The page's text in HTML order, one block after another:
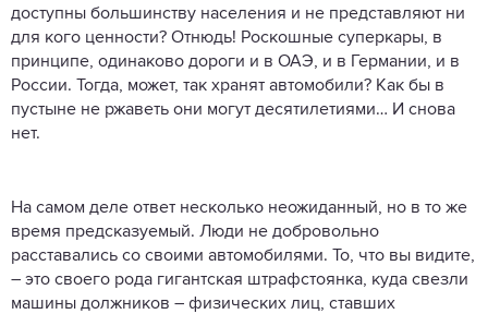
доступны большинству населения и не представляют ни
для кого ценности? Отнюдь! Роскошные суперкары, в
принципе, одинаково дороги и в ОАЭ, и в Германии, и в
России. Тогда, может, так хранят автомобили? Как бы в
пустыне не ржаветь они могут десятилетиями… И снова
нет.
На самом деле ответ несколько неожиданный, но в то же
время предсказуемый. Люди не добровольно
расставались со своими автомобилями. То, что вы видите,
– это своего рода гигантская штрафстоянка, куда свезли
машины должников – физических лиц, ставших